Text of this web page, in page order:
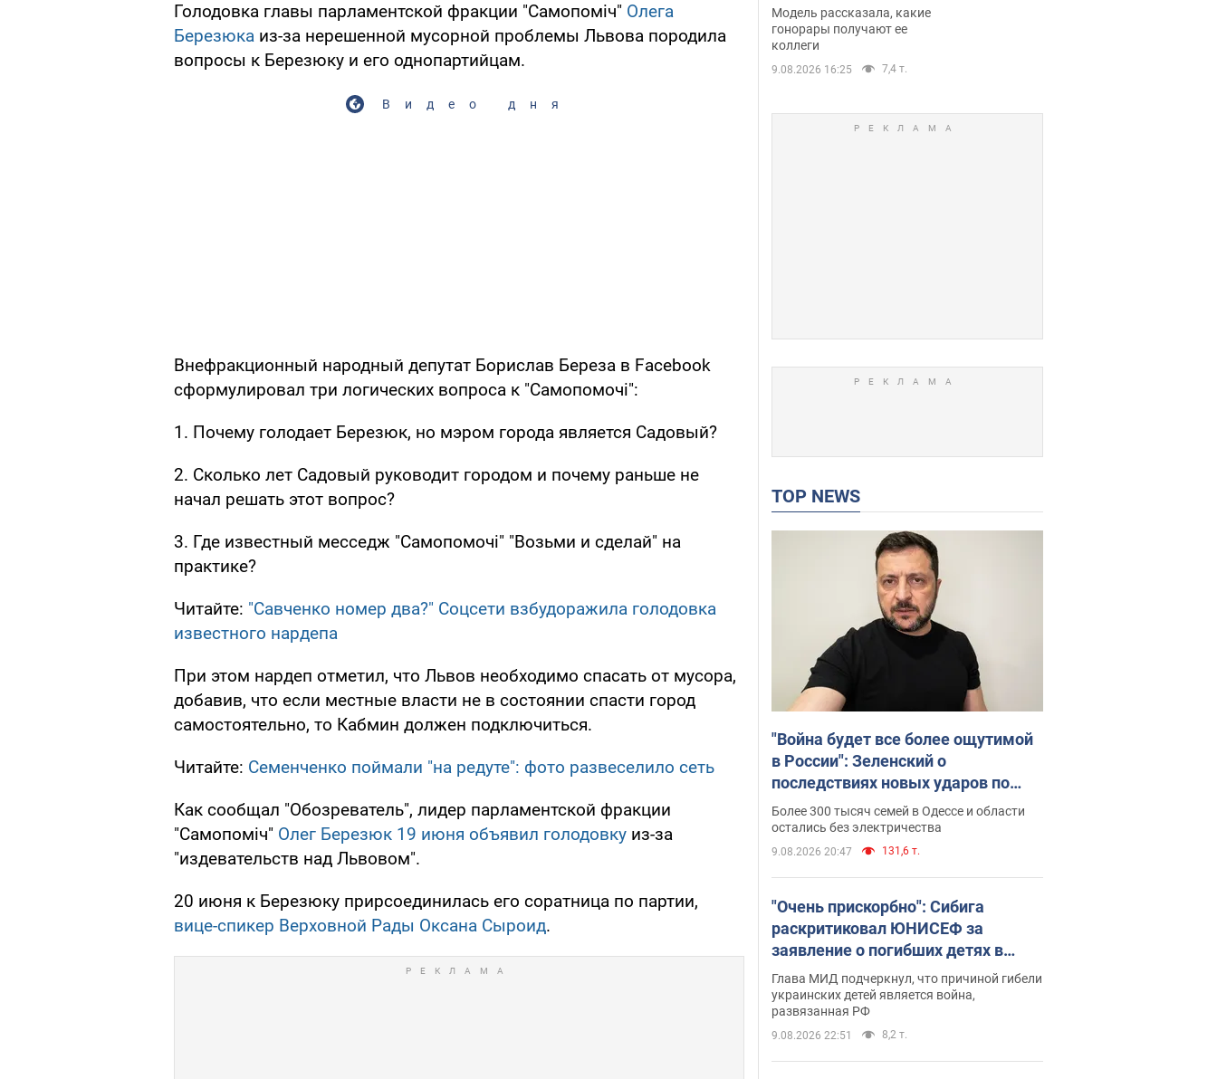
Голодовка главы парламентской фракции "Самопоміч" Олега
Березюка из-за нерешенной мусорной проблемы Львова породила
вопросы к Березюку и его однопартийцам.
Видео дня
Внефракционный народный депутат Борислав Береза в Facebook
сформулировал три логических вопроса к "Самопомочі":
1. Почему голодает Березюк, но мэром города является Садовый?
2. Сколько лет Садовый руководит городом и почему раньше не
начал решать этот вопрос?
3. Где известный месседж "Самопомочі" "Возьми и сделай" на
практике?
Читайте: "Савченко номер два?" Соцсети взбудоражила голодовка
известного нардепа
При этом нардеп отметил, что Львов необходимо спасать от мусора,
добавив, что если местные власти не в состоянии спасти город
самостоятельно, то Кабмин должен подключиться.
Читайте: Семенченко поймали "на редуте": фото развеселило сеть
Как сообщал "Обозреватель", лидер парламентской фракции
"Самопоміч" Олег Березюк 19 июня объявил голодовку из-за
"издевательств над Львовом".
20 июня к Березюку прирсоединилась его соратница по партии,
вице-спикер Верховной Рады Оксана Сыроид.
рассказала о страшной
стороне модельной
карьеры
Модель рассказала, какие
гонорары получают ее
коллеги
9.08.2026 16:25 7,4 т.
TOP NEWS
"Война будет все более ощутимой
в России": Зеленский о
последствиях новых ударов по
Украине, важных отчетах и атаках
на объекты противника. Видео
Более 300 тысяч семей в Одессе и области
остались без электричества
9.08.2026 20:47 131,6 т.
"Очень прискорбно": Сибига
раскритиковал ЮНИСЕФ за
заявление о погибших детях в
Украине
Глава МИД подчеркнул, что причиной гибели
украинских детей является война,
развязанная РФ
9.08.2026 22:51 8,2 т.